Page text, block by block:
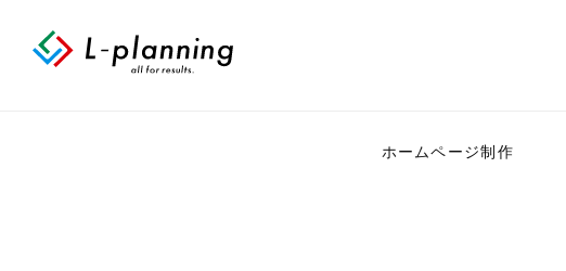
ホームページ制作